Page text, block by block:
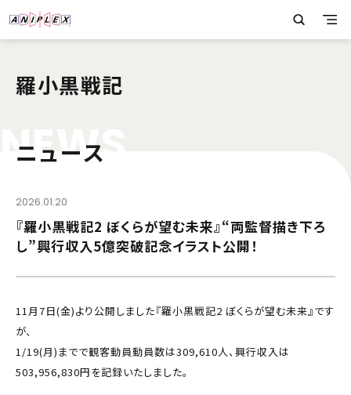
羅小黒戦記
NEWS
ニュース
2026.01.20
『羅小黒戦記2 ぼくらが望む未来』“両監督描き下ろ
し”興行収入5億突破記念イラスト公開！
11月7日(金)より公開しました『羅小黒戦記2 ぼくらが望む未来』です
が、
1/19(月)までで観客動員動員数は309,610人、興行収入は
503,956,830円を記録いたしました。